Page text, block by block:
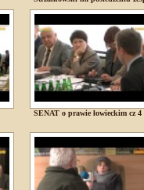
SENAT o prawie łowieckim cz 4